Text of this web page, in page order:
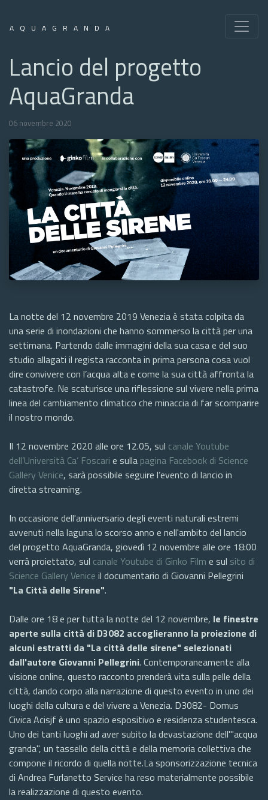
AQUAGRANDA
Lancio del progetto
AquaGranda
06 novembre 2020
La notte del 12 novembre 2019 Venezia è stata colpita da
una serie di inondazioni che hanno sommerso la città per una
settimana. Partendo dalle immagini della sua casa e del suo
studio allagati il regista racconta in prima persona cosa vuol
dire convivere con l’acqua alta e come la sua città affronta la
catastrofe. Ne scaturisce una riflessione sul vivere nella prima
linea del cambiamento climatico che minaccia di far scomparire
il nostro mondo.
Il 12 novembre 2020 alle ore 12.05, sul canale Youtube
dell’Università Ca’ Foscari e sulla pagina Facebook di Science
Gallery Venice, sarà possibile seguire l’evento di lancio in
diretta streaming.
In occasione dell'anniversario degli eventi naturali estremi
avvenuti nella laguna lo scorso anno e nell'ambito del lancio
del progetto AquaGranda, giovedì 12 novembre alle ore 18:00
verrà proiettato, sul canale Youtube di Ginko Film e sul sito di
Science Gallery Venice il documentario di Giovanni Pellegrini
"La Città delle Sirene".
Dalle ore 18 e per tutta la notte del 12 novembre, le finestre
aperte sulla città di D3082 accoglieranno la proiezione di
alcuni estratti da "La città delle sirene" selezionati
dall'autore Giovanni Pellegrini. Contemporaneamente alla
visione online, questo racconto prenderà vita sulla pelle della
città, dando corpo alla narrazione di questo evento in uno dei
luoghi della cultura e del vivere a Venezia. D3082- Domus
Civica Acisjf è uno spazio espositivo e residenza studentesca.
Uno dei tanti luoghi ad aver subito la devastazione dell'"acqua
granda", un tassello della città e della memoria collettiva che
compone il ricordo di quella notte.La sponsorizzazione tecnica
di Andrea Furlanetto Service ha reso materialmente possibile
la realizzazione di questo evento.